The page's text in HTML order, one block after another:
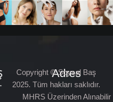
Adres
MHRS Üzerinden Alınabilir
Copyright © Soysal Baş
2025. Tüm hakları saklıdır.